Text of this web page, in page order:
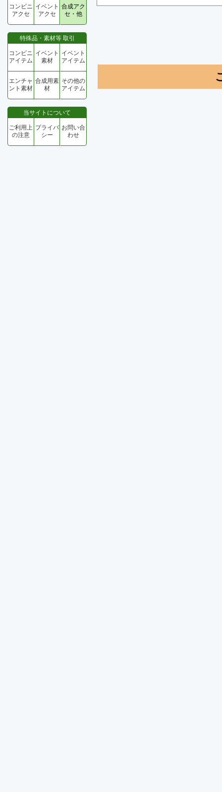
コンビニ
アクセ
イベント
アクセ
合成アク
セ・他
特殊品・素材等 取引
コンビニ
アイテム
イベント
素材
イベント
アイテム
エンチャ
ント素材
合成用素
材
その他の
アイテム
当サイトについて
ご利用上
の注意
プライバ
シー
お問い合
わせ